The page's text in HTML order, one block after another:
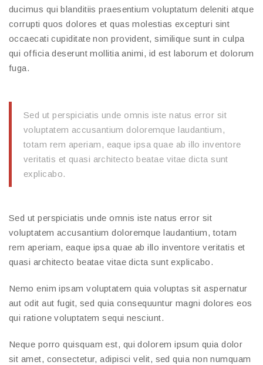
ducimus qui blanditiis praesentium voluptatum deleniti atque
corrupti quos dolores et quas molestias excepturi sint
occaecati cupiditate non provident, similique sunt in culpa
qui officia deserunt mollitia animi, id est laborum et dolorum
fuga.
Sed ut perspiciatis unde omnis iste natus error sit
voluptatem accusantium doloremque laudantium,
totam rem aperiam, eaque ipsa quae ab illo inventore
veritatis et quasi architecto beatae vitae dicta sunt
explicabo.
Sed ut perspiciatis unde omnis iste natus error sit
voluptatem accusantium doloremque laudantium, totam
rem aperiam, eaque ipsa quae ab illo inventore veritatis et
quasi architecto beatae vitae dicta sunt explicabo.
Nemo enim ipsam voluptatem quia voluptas sit aspernatur
aut odit aut fugit, sed quia consequuntur magni dolores eos
qui ratione voluptatem sequi nesciunt.
Neque porro quisquam est, qui dolorem ipsum quia dolor
sit amet, consectetur, adipisci velit, sed quia non numquam